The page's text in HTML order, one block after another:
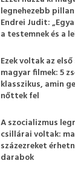
legnehezebb
Endrei Judit:
a testemnek és a
Ezek voltak az
magyar filmek: 5
klasszikus, amin
nőttek fel
A szocializmus
csillárai voltak:
százezreket
darabok